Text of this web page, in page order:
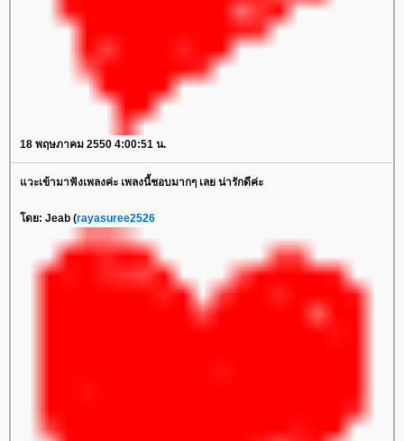
18 พฤษภาคม 2550 4:00:51 น.
วะเข้ามาฟังเพลงค่ะ เพลงนี้ชอบมากๆ เลย น่ารักดีค่ะ
ดย: Jeab (rayasuree2526